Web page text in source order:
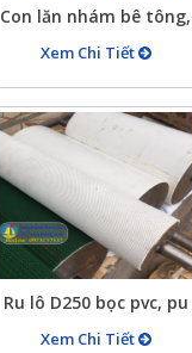
Con lăn nhám bê tông,
ru lô tạo nhám mặt bê
tông
Xem Chi Tiết
Ru lô D250 bọc pvc, pu
trắng, trắng ca rô
Xem Chi Tiết